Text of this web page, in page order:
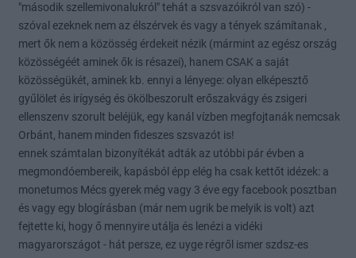
"második szellemivonalukról" tehát a szsvazóikról van szó) -
szóval ezeknek nem az élszérvek és vagy a tények számítanak ,
mert ők nem a közösség érdekeit nézik (mármint az egész ország
közösségéét aminek ők is résazei), hanem CSAK a saját
közösségükét, aminek kb. ennyi a lényege: olyan elképesztő
gyűlölet és irígység és ökölbeszorult erőszakvágy és zsigeri
ellenszenv szorult beléjük, egy kanál vízben megfojtanák nemcsak
Orbánt, hanem minden fideszes szsvazót is!
ennek számtalan bizonyítékát adták az utóbbi pár évben a
megmondóembereik, kapásból épp elég ha csak kettőt idézek: a
monetumos Mécs gyerek még vagy 3 éve egy facebook posztban
és vagy egy blogírásban (már nem ugrik be melyik is volt) azt
fejtette ki, hogy ő mennyire utálja és lenézi a vidéki
magyarországot - hát persze, ez uyge régről ismer szdsz-es